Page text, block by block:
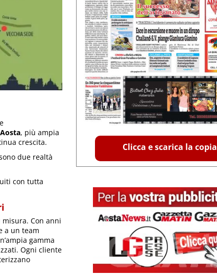
, più ampia
crescita.
due realtà
con tutta
Con anni
a un team
gamma
Ogni cliente
Clicca e scarica la copia